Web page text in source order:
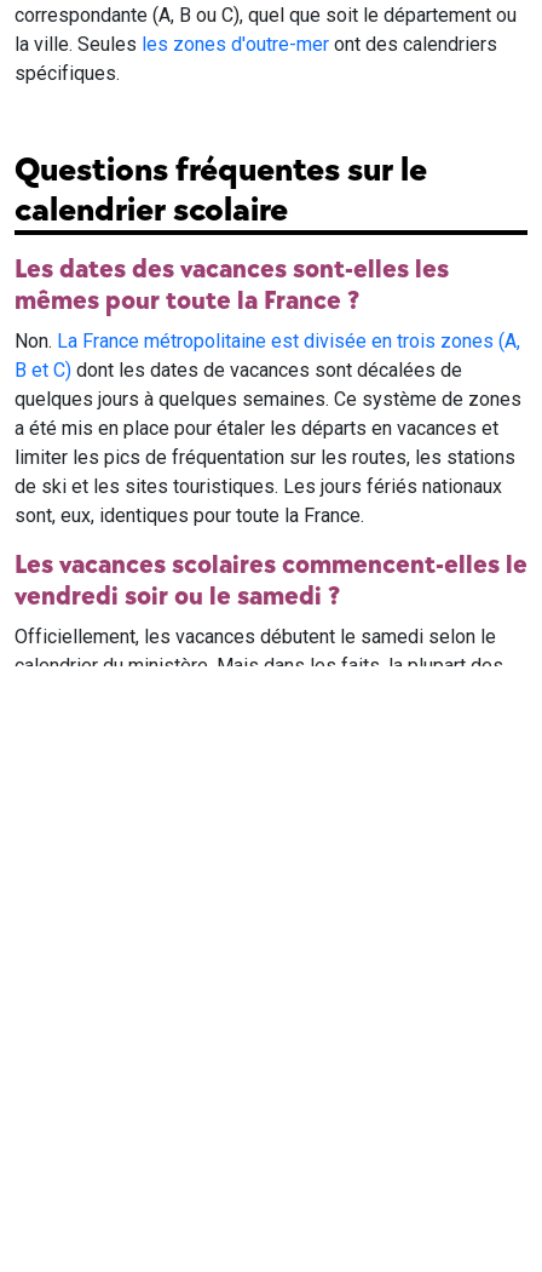
correspondante (A, B ou C), quel que soit le département ou
la ville. Seules les zones d'outre-mer ont des calendriers
spécifiques.
Questions fréquentes sur le
calendrier scolaire
Les dates des vacances sont-elles les
mêmes pour toute la France ?
Non. La France métropolitaine est divisée en trois zones (A,
B et C) dont les dates de vacances sont décalées de
quelques jours à quelques semaines. Ce système de zones
a été mis en place pour étaler les départs en vacances et
limiter les pics de fréquentation sur les routes, les stations
de ski et les sites touristiques. Les jours fériés nationaux
sont, eux, identiques pour toute la France.
Les vacances scolaires commencent-elles le
vendredi soir ou le samedi ?
Officiellement, les vacances débutent le samedi selon le
calendrier du ministère. Mais dans les faits, la plupart des